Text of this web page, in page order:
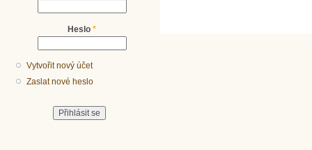
Heslo *
Vytvořit nový účet
Zaslat nové heslo